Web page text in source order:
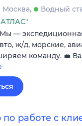
Москва
Водный
—
ж/д, морские,
команду. 💼
работе с